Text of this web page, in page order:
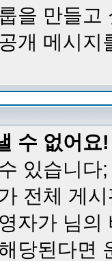
을 만들
개 메시지
수 없어요!
있습니
전체 게
자가 님
당된다면